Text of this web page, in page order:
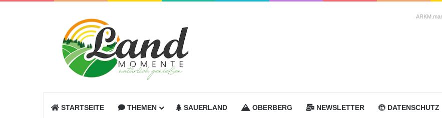
STARTSEITE THEMEN SAUERLAND OBERBERG NEWSLETTER DATENSCHUTZ